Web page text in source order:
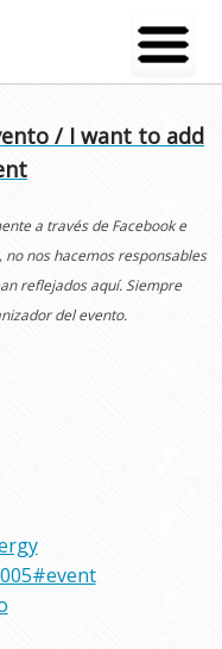
/ I want to add
a través de Facebook e
nos hacemos responsables
reflejados aquí. Siempre
del evento.